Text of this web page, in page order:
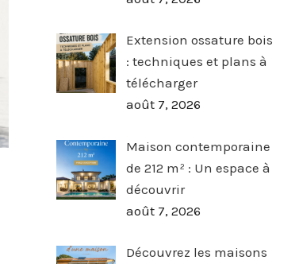
Extension ossature bois
: techniques et plans à
télécharger
août 7, 2026
Maison contemporaine
de 212 m² : Un espace à
découvrir
août 7, 2026
Découvrez les maisons